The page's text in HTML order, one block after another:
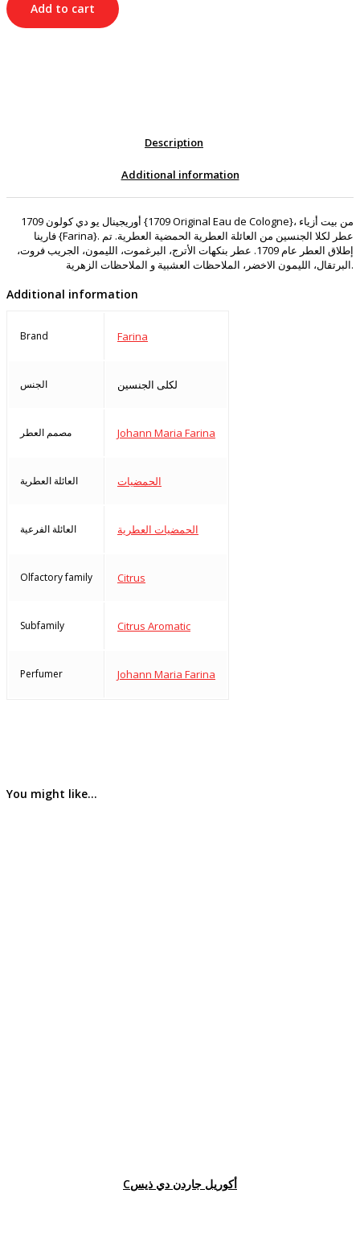
Add to cart
Description
Additional information
1709 أوريجينال يو دي كولون {1709 Original Eau de Cologne}، من بيت أزياء
فارينا {Farina}. عطر لكلا الجنسين من العائلة العطرية الحمضية العطرية. تم
إطلاق العطر عام 1709. عطر بنكهات الأترج، البرغموت، الليمون، الجريب فروت،
البرتقال، الليمون الاخضر، الملاحظات العشبية و الملاحظات الزهرية.
Additional information
Brand Farina
الجنس لكلى الجنسين
مصمم العطر Johann Maria Farina
العائلة العطرية الحمضيات
العائلة الفرعية الحمضيات العطرية
Olfactory family Citrus
Subfamily Citrus Aromatic
Perfumer Johann Maria Farina
You might like...
Cأكوريل جاردن دي ذيس